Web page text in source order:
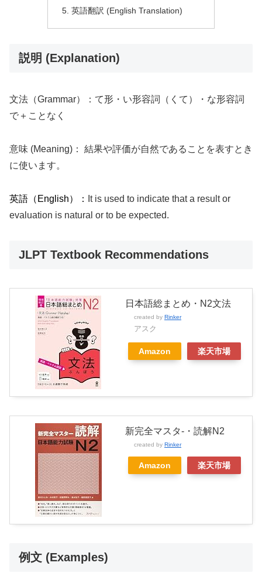
英語翻訳 (English Translation)
説明 (Explanation)
文法（Grammar）：て形・い形容詞（くて）・な形容詞
で＋ことなく
意味 (Meaning)： 結果や評価が自然であることを表すとき
に使います。
英語（English）：
It is used to indicate that a result or
evaluation is natural or to be expected.
JLPT Textbook Recommendations
日本語総まとめ・N2文法
created by Rinker
アスク
Amazon 楽天市場
新完全マスタ-・読解N2
created by Rinker
Amazon 楽天市場
例文 (Examples)